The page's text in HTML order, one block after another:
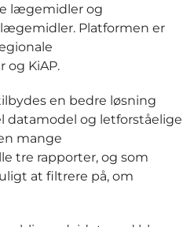
lægemidler og
Platformen er
KiAP.
en bedre løsning
datamodel og letforståelige
mange
tre rapporter, og som
at filtrere på, om